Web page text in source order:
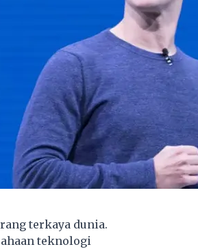
terkaya dunia.
teknologi